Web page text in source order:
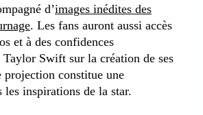
d’images inédites des
. Les fans auront aussi accès
et à des confidences
Taylor Swift sur la création de ses
projection constitue une
les inspirations de la star.